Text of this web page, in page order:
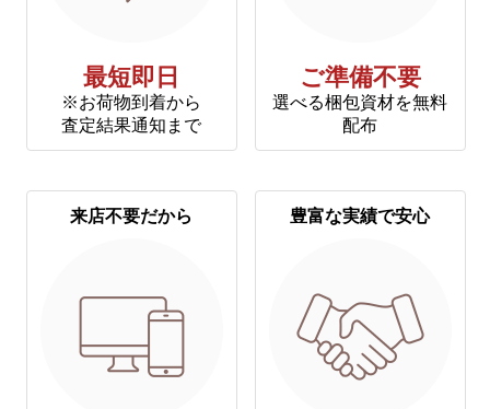
最短即日
※お荷物到着から
査定結果通知まで
ご準備不要
選べる梱包資材を無料
配布
来店不要だから 豊富な実績で安心